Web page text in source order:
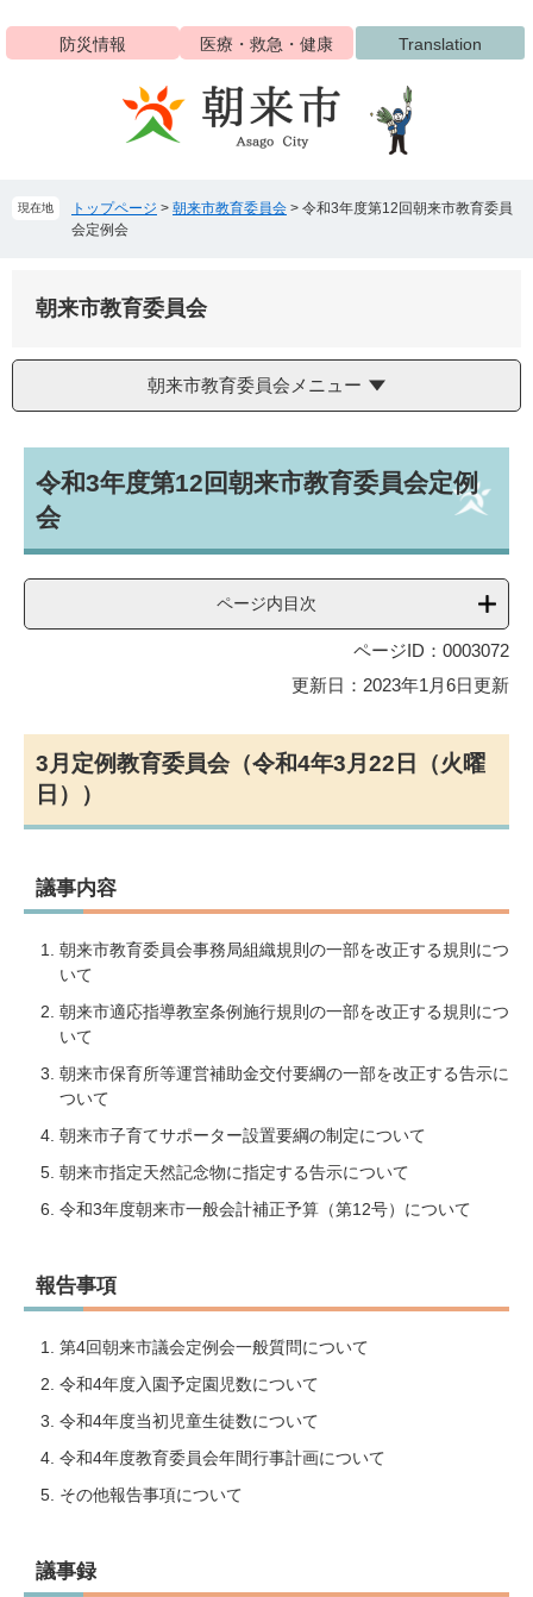
ジ
ュ
防災情報 医療・救急・健康 Translation
現在地 トップページ > 朝来市教育委員会 > 令和3年度第12回朝来市教育委員
会定例会
朝来市教育委員会
朝来市教育委員会メニュー
文令和3年度第12回朝来市教育委員会定例
会
ページ内目次
ページID：0003072
更新日：2023年1月6日更新
3月定例教育委員会（令和4年3月22日（火曜
日））
議事内容
朝来市教育委員会事務局組織規則の一部を改正する規則につ
いて
朝来市適応指導教室条例施行規則の一部を改正する規則につ
いて
朝来市保育所等運営補助金交付要綱の一部を改正する告示に
ついて
朝来市子育てサポーター設置要綱の制定について
朝来市指定天然記念物に指定する告示について
令和3年度朝来市一般会計補正予算（第12号）について
報告事項
第4回朝来市議会定例会一般質問について
令和4年度入園予定園児数について
令和4年度当初児童生徒数について
令和4年度教育委員会年間行事計画について
その他報告事項について
議事録